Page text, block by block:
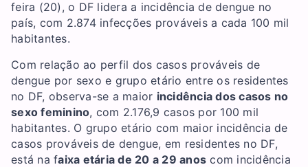
feira (20), o DF lidera a incidência de dengue no
país, com 2.874 infecções prováveis a cada 100 mil
habitantes.
Com relação ao perfil dos casos prováveis de
dengue por sexo e grupo etário entre os residentes
no DF, observa-se a maior incidência dos casos no
sexo feminino, com 2.176,9 casos por 100 mil
habitantes. O grupo etário com maior incidência de
casos prováveis de dengue, em residentes no DF,
está na faixa etária de 20 a 29 anos com incidência